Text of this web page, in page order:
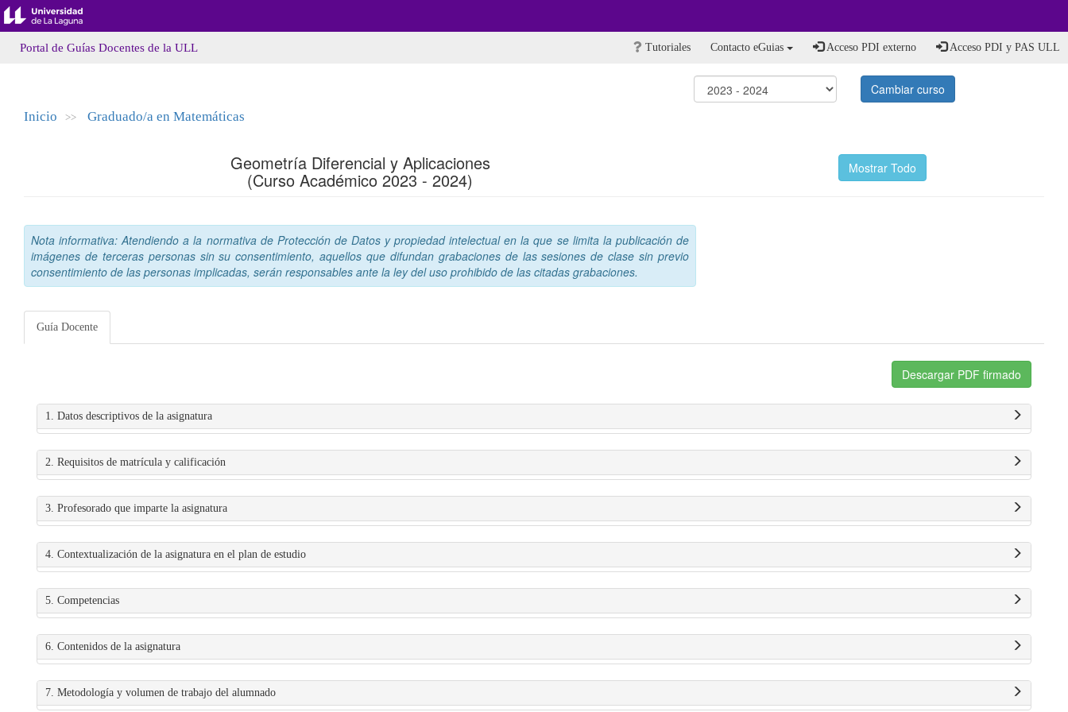
Portal de Guías Docentes de la ULL Tutoriales Contacto eGuias Acceso PDI externo Acceso PDI y PAS ULL
Cambiar curso
Inicio >> Graduado/a en Matemáticas
Geometría Diferencial y Aplicaciones
(Curso Académico 2023 - 2024)
Mostrar Todo
Nota informativa: Atendiendo a la normativa de Protección de Datos y propiedad intelectual en la que se limita la publicación de
imágenes de terceras personas sin su consentimiento, aquellos que difundan grabaciones de las sesiones de clase sin previo
consentimiento de las personas implicadas, serán responsables ante la ley del uso prohibido de las citadas grabaciones.
Guía Docente
Descargar PDF firmado
1. Datos descriptivos de la asignatura
2. Requisitos de matrícula y calificación
3. Profesorado que imparte la asignatura
4. Contextualización de la asignatura en el plan de estudio
5. Competencias
6. Contenidos de la asignatura
7. Metodología y volumen de trabajo del alumnado